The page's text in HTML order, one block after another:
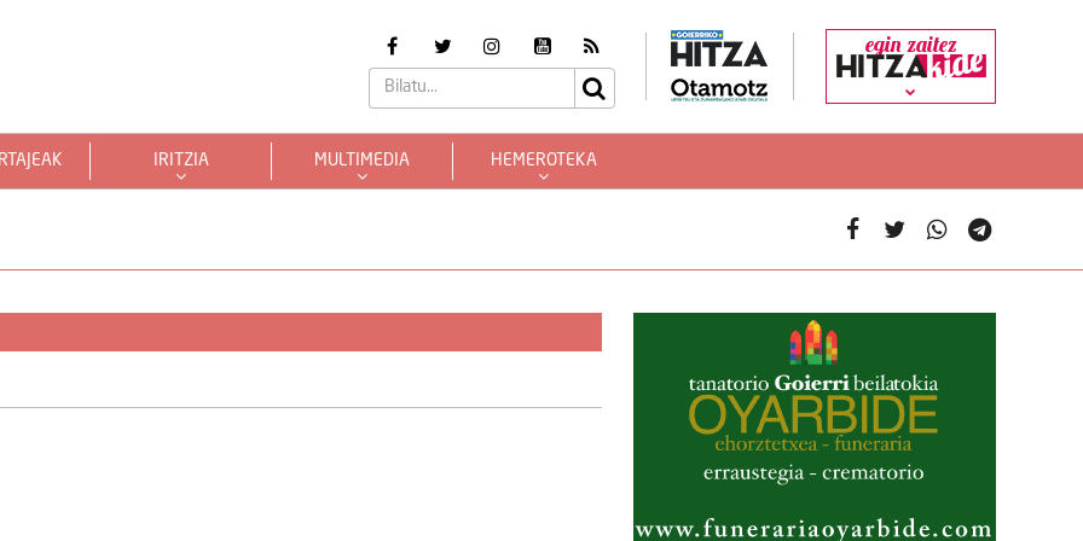
egin zaitez
IRITZIA MULTIMEDIA HEMEROTEKA